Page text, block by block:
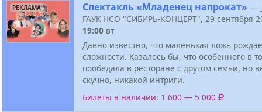
РЕКЛАМА Спектакль «Младенец напрокат» —
ГАУК НСО "СИБИРЬ-КОНЦЕРТ", 29 сентября
19:00 вт
Давно известно, что маленькая ложь
сложности. Казалось бы, что особенного в
пообедала в ресторане с другом семьи, но
скучно, никакой интриги.
Билеты в наличии: 1 600 — 5 000